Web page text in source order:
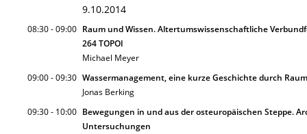
9.10.2014
08:30 - 09:00 Raum und Wissen. Altertumswissenschaftliche
264 TOPOI
Michael Meyer
09:00 - 09:30 Wassermanagement, eine kurze Geschichte durch
Jonas Berking
09:30 - 10:00 Bewegungen in und aus der osteuropäischen Steppe.
Untersuchungen